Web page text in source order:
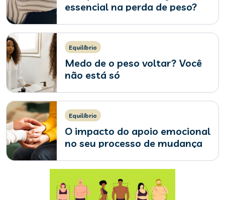
essencial na perda de peso?
Equilíbrio
Medo de o peso voltar? Você
não está só
Equilíbrio
O impacto do apoio emocional
no seu processo de mudança